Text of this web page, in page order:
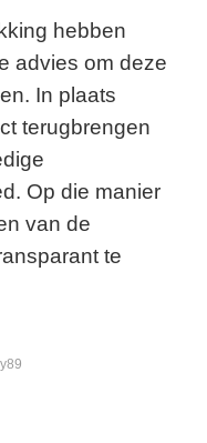
hebben
advies om deze
In plaats
terugbrengen
Op die manier
van de
te